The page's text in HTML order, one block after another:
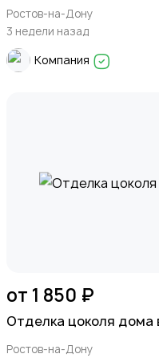
Ростов-на-Дону
3 недели назад
Компания
от 1 850 ₽
Отделка цоколя дома
Ростов-на-Дону